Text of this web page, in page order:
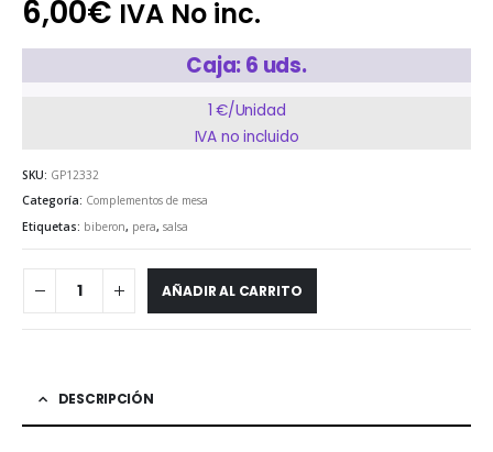
6,00€ IVA No inc.
Caja: 6 uds.
1 €/Unidad
IVA no incluido
SKU: GP12332
Categoría: Complementos de mesa
Etiquetas: biberon, pera, salsa
AÑADIR AL CARRITO
DESCRIPCIÓN